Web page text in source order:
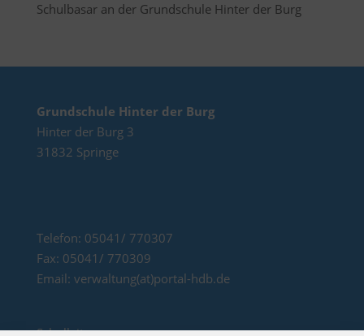
Schulbasar an der Grundschule Hinter der Burg
Grundschule Hinter der Burg
Hinter der Burg 3
31832 Springe
Telefon: 05041/ 770307
Fax: 05041/ 770309
Email: verwaltung(at)portal-hdb.de
Schulleitung: